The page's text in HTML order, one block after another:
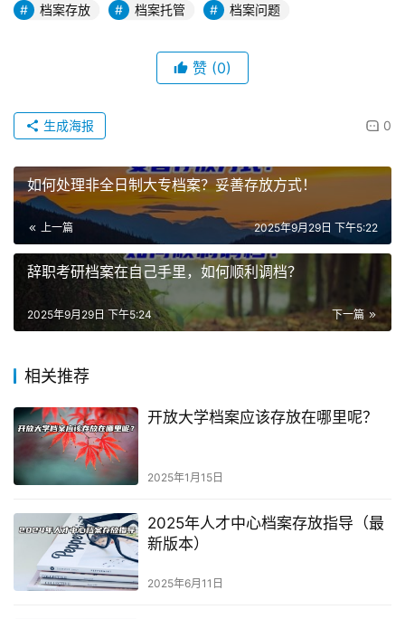
档案存放 档案托管 档案问题
赞 (0)
0
生成海报
如何处理非全日制大专档案？妥善存放方式！
上一篇 2025年9月29日 下午5:22
辞职考研档案在自己手里，如何顺利调档？
下一篇
2025年9月29日 下午5:24
相关推荐
开放大学档案应该存放在哪里呢？
2025年1月15日
2025年人才中心档案存放指导（最
新版本）
2025年6月11日